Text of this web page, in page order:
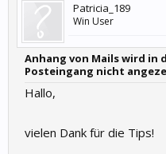
Patricia_189
Win User
Anhang von Mails wird in
Posteingang nicht
Hallo,
vielen Dank für die Tips!